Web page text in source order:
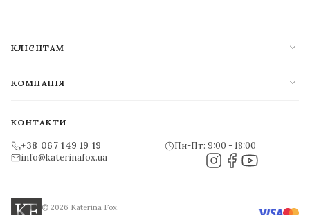
КЛІЄНТАМ expand_more
КОМПАНІЯ expand_more
КОНТАКТИ
+38 067 149 19 19
info@katerinafox.ua
Пн-Пт: 9:00 - 18:00
© 2026 Katerina Fox.